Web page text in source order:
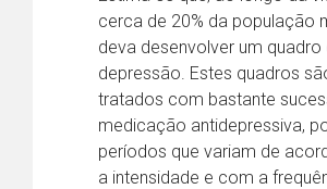
cerca de 20% da população
deva desenvolver um quadro
depressão. Estes quadros
tratados com bastante
medicação antidepressiva,
períodos que variam de
a intensidade e com a